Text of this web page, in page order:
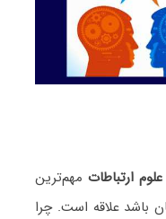
ارتباطات مهم‌ترین
باشد علاقه است. چرا